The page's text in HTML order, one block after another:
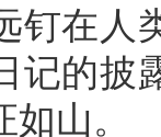
钉在人
记的披
山。